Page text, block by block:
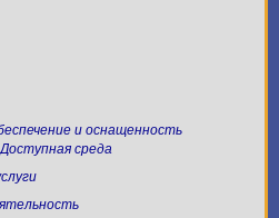
и оснащенность
среда